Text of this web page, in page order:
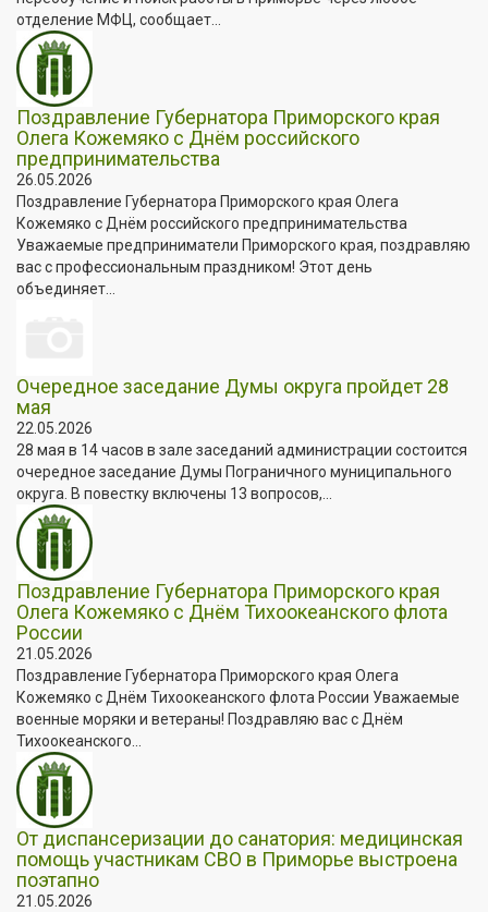
отделение МФЦ, сообщает...
Поздравление Губернатора Приморского края
Олега Кожемяко с Днём российского
предпринимательства
26.05.2026
Поздравление Губернатора Приморского края Олега
Кожемяко с Днём российского предпринимательства
Уважаемые предприниматели Приморского края, поздравляю
вас с профессиональным праздником! Этот день
объединяет...
Очередное заседание Думы округа пройдет 28
мая
22.05.2026
28 мая в 14 часов в зале заседаний администрации состоится
очередное заседание Думы Пограничного муниципального
округа. В повестку включены 13 вопросов,...
Поздравление Губернатора Приморского края
Олега Кожемяко с Днём Тихоокеанского флота
России
21.05.2026
Поздравление Губернатора Приморского края Олега
Кожемяко с Днём Тихоокеанского флота России Уважаемые
военные моряки и ветераны! Поздравляю вас с Днём
Тихоокеанского...
От диспансеризации до санатория: медицинская
помощь участникам СВО в Приморье выстроена
поэтапно
21.05.2026